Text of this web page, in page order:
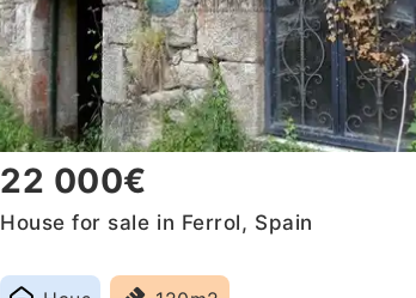
22 000€
House for sale in Ferrol, Spain